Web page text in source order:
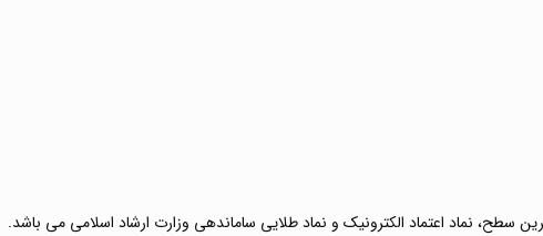
سطح، نماد اعتماد الکترونیک و نماد طلایی ساماندهی وزارت ارشاد اسلامی می باشد.